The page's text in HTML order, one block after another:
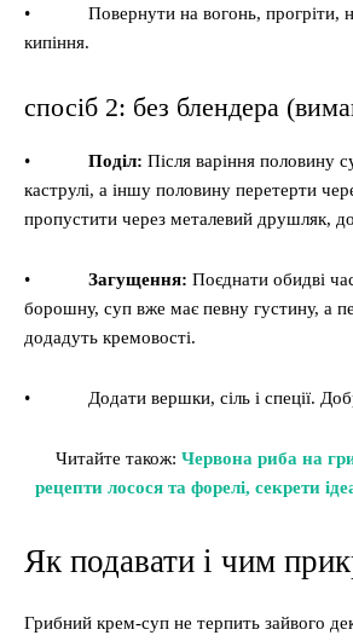
• Повернути на вогонь, прогріти,
кипіння.
спосіб 2: без блендера
• Поділ: Після варіння половину
каструлі, а іншу половину перетерти
пропустити через металевий друшляк,
• Загущення: Поєднати обидві
борошну, суп вже має певну густину, а
додадуть кремовості.
• Додати вершки, сіль і спеції.
Читайте також: Червона риба на
рецепти лосося та форелі, секрети
Як подавати і чим
Грибний крем-суп не терпить зайвого